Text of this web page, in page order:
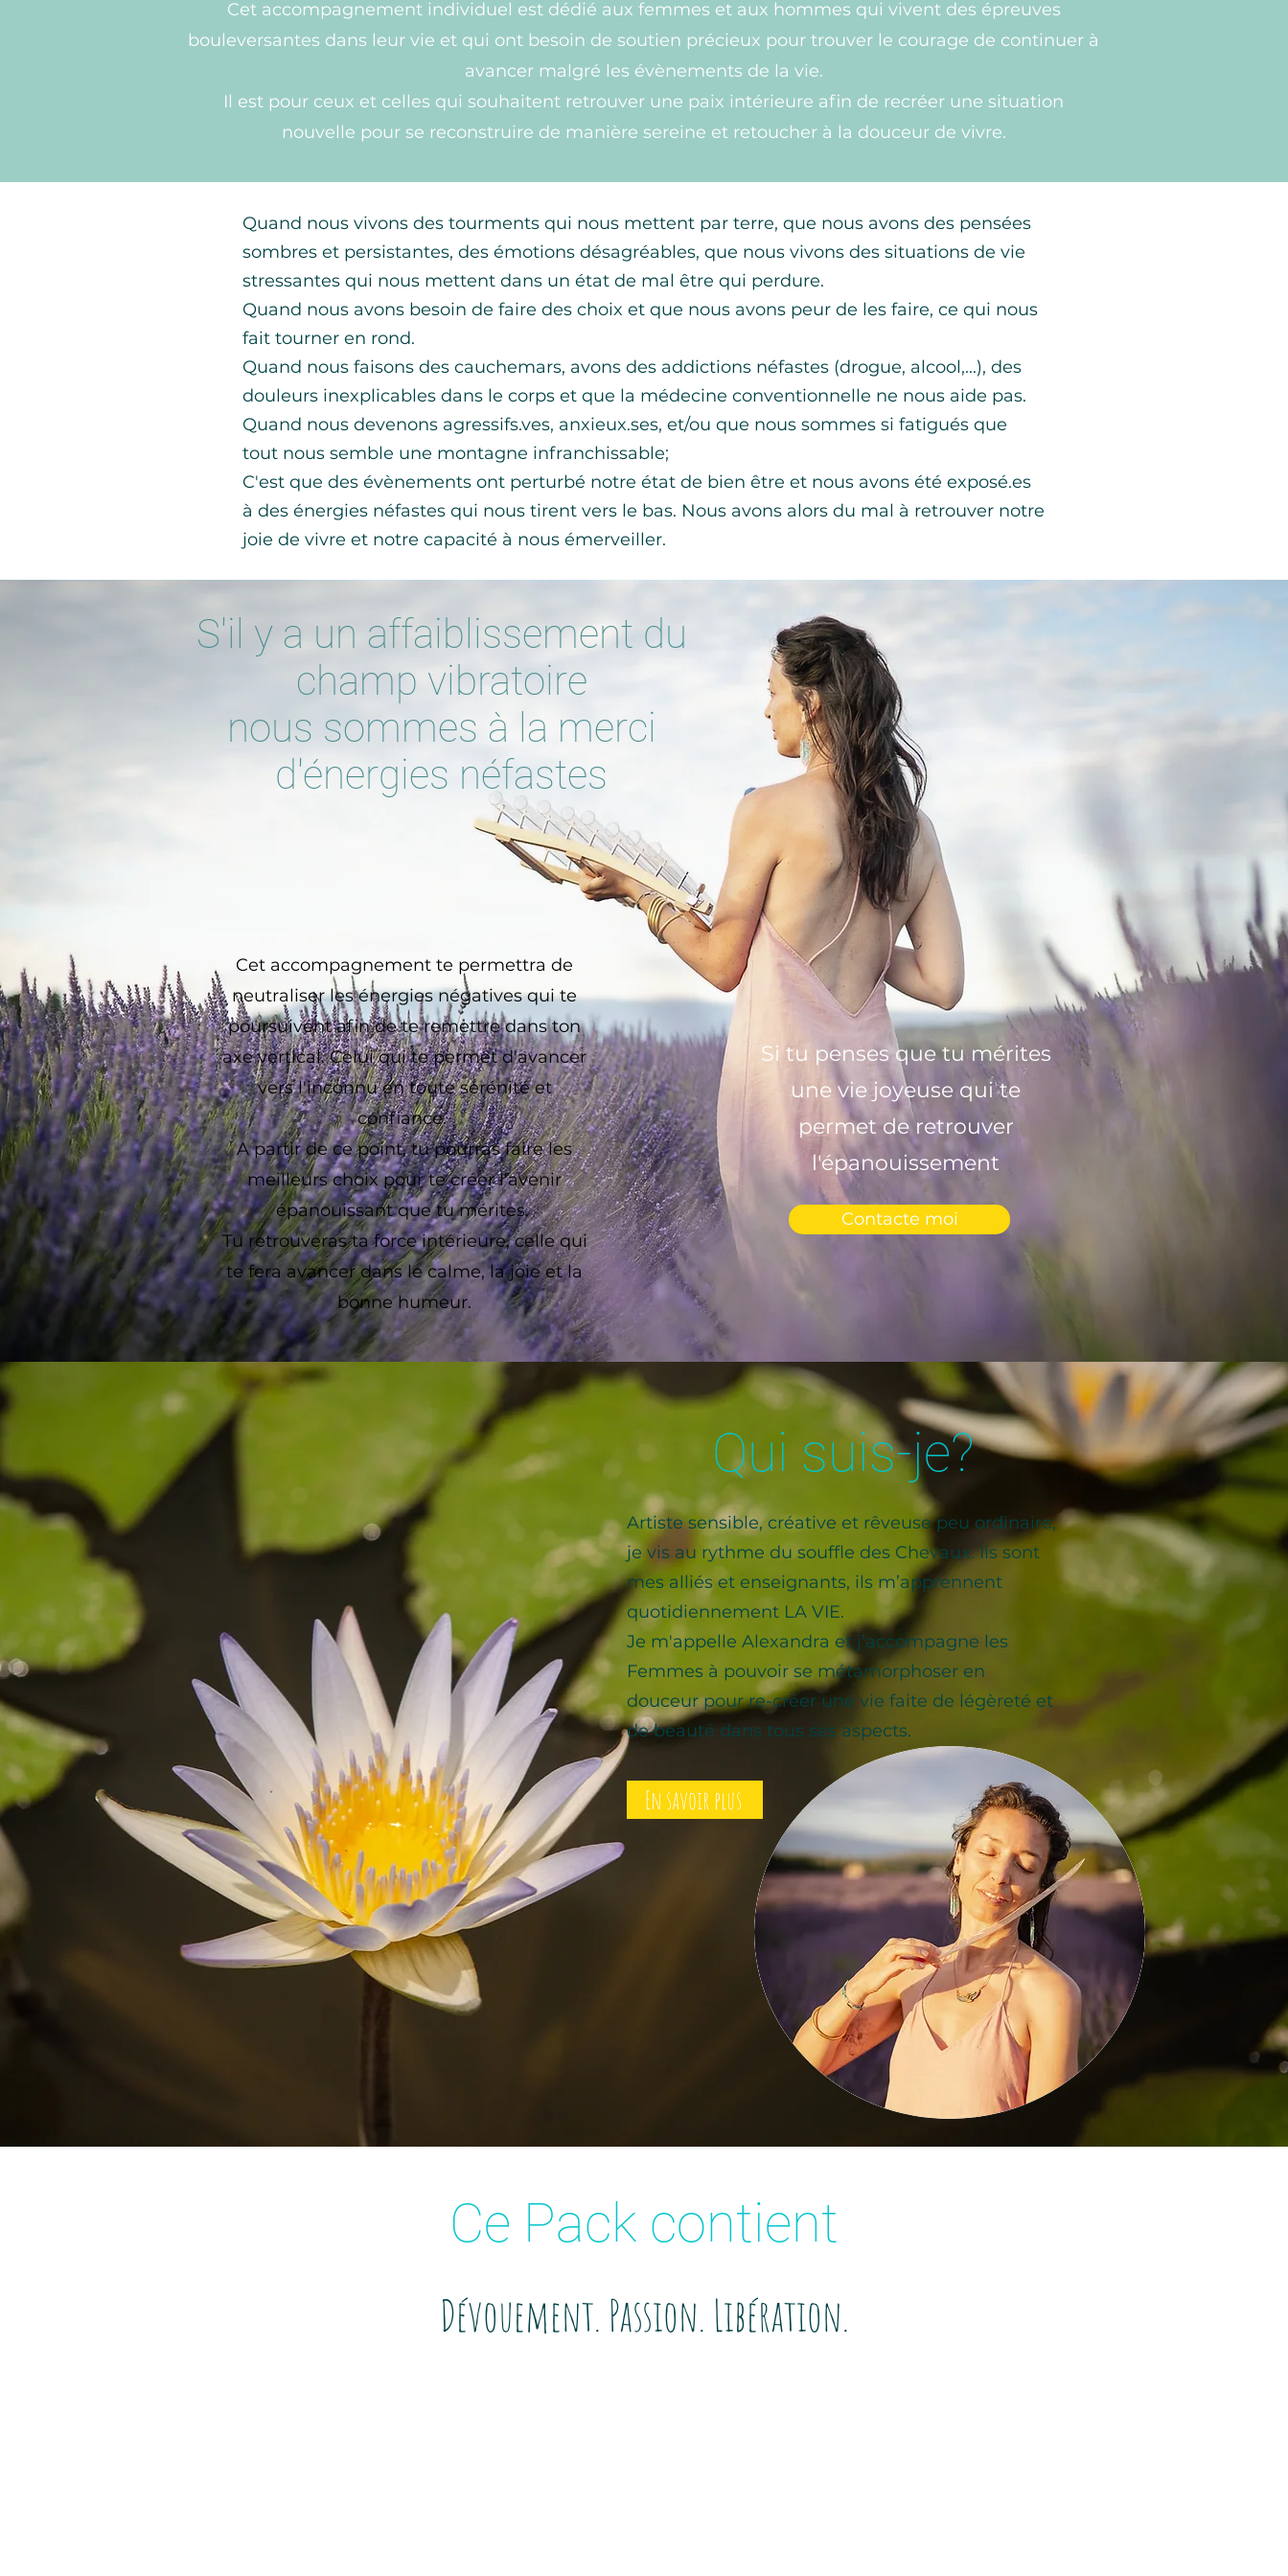
Cet accompagnement individuel est dédié aux femmes et aux hommes qui vivent des épreuves
bouleversantes dans leur vie et qui ont besoin de soutien précieux pour trouver le courage de continuer à
avancer malgré les évènements de la vie.
Il est pour ceux et celles qui souhaitent retrouver une paix intérieure afin de recréer une situation
nouvelle pour se reconstruire de manière sereine et retoucher à la douceur de vivre.
Quand nous vivons des tourments qui nous mettent par terre, que nous avons des pensées
sombres et persistantes, des émotions désagréables, que nous vivons des situations de vie
stressantes qui nous mettent dans un état de mal être qui perdure.
Quand nous avons besoin de faire des choix et que nous avons peur de les faire, ce qui nous
fait tourner en rond.
Quand nous faisons des cauchemars, avons des addictions néfastes (drogue, alcool,...), des
douleurs inexplicables dans le corps et que la médecine conventionnelle ne nous aide pas.
Quand nous devenons agressifs.ves, anxieux.ses, et/ou que nous sommes si fatigués que
tout nous semble une montagne infranchissable;
C'est que des évènements ont perturbé notre état de bien être et nous avons été exposé.es
à des énergies néfastes qui nous tirent vers le bas. Nous avons alors du mal à retrouver notre
joie de vivre et notre capacité à nous émerveiller.
S'il y a un affaiblissement du
champ vibratoire
nous sommes à la merci
d'énergies néfastes
Cet accompagnement te permettra de
neutraliser les énergies négatives qui te
poursuivent afin de te remettre dans ton
axe vertical. Celui qui te permet d'avancer
vers l'inconnu en toute sérénité et
confiance.
A partir de ce point, tu pourras faire les
meilleurs choix pour te créer l'avenir
épanouissant que tu mérites.
Tu retrouveras ta force intérieure, celle qui
te fera avancer dans le calme, la joie et la
bonne humeur.
Si tu penses que tu mérites
une vie joyeuse qui te
permet de retrouver
l'épanouissement
Contacte moi
Qui suis-je?
Artiste sensible, créative et rêveuse peu ordinaire,
je vis au rythme du souffle des Chevaux. Ils sont
mes alliés et enseignants, ils m’apprennent
quotidiennement LA VIE.
Je m'appelle Alexandra et j’accompagne les
Femmes à pouvoir se métamorphoser en
douceur pour re-créer une vie faite de légèreté et
de beauté dans tous ses aspects.
En savoir plus
Ce Pack contient
Dévouement. Passion. Libération.